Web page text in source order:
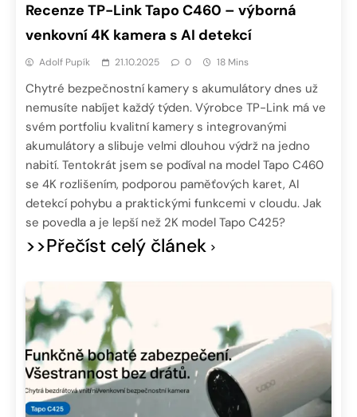
Recenze TP-Link Tapo C460 – výborná
venkovní 4K kamera s AI detekcí
Adolf Pupík 21.10.2025 0 18 Mins
Chytré bezpečnostní kamery s akumulátory dnes už
nemusíte nabíjet každý týden. Výrobce TP-Link má ve
svém portfoliu kvalitní kamery s integrovanými
akumulátory a slibuje velmi dlouhou výdrž na jedno
nabití. Tentokrát jsem se podíval na model Tapo C460
se 4K rozlišením, podporou paměťových karet, AI
detekcí pohybu a praktickými funkcemi v cloudu. Jak
se povedla a je lepší než 2K model Tapo C425?
>>Přečíst celý článek